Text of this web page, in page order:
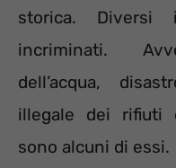
storica.
incriminati.
dell’acqua,
illegale dei rifiuti
sono alcuni di essi.